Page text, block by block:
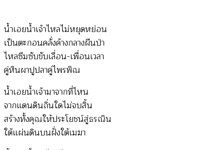
น้ำเอยน้ำเจ้าไหลไม่หยุดหย่อน
เป็นตะกอนคลั่งค้างกลางผืนป่า
ไหลซึมซับขับเลื่อน-เพื่อนเวลา
คู่หินผาปูปลาคู่ไพรพิณ
น้ำเอยน้ำเจ้ามาจากที่ไหน
จากแดนดินถิ่นใดไม่จบสิ้น
สร้างทั้งคุณให้ประโยชน์สู่ธรณิน
ใต้แผ่นดินบนฝั่งใต้เมฆา